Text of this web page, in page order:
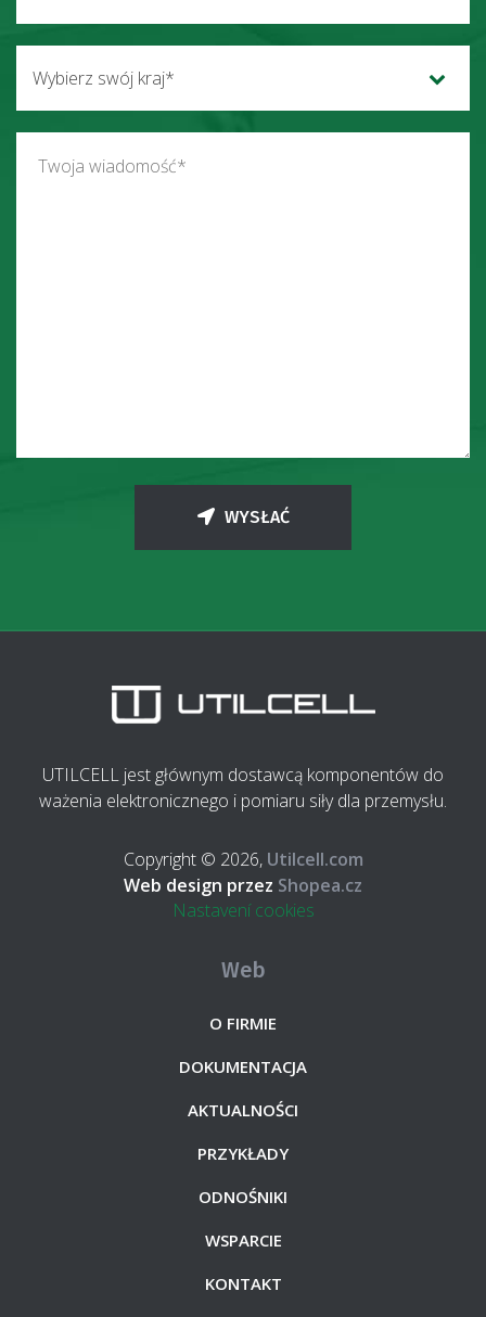
Wybierz swój kraj*
WYSŁAĆ
UTILCELL jest głównym dostawcą komponentów do
ważenia elektronicznego i pomiaru siły dla przemysłu.
Copyright © 2026, Utilcell.com
Web design przez Shopea.cz
Nastavení cookies
Web
O FIRMIE
DOKUMENTACJA
AKTUALNOŚCI
PRZYKŁADY
ODNOŚNIKI
WSPARCIE
KONTAKT